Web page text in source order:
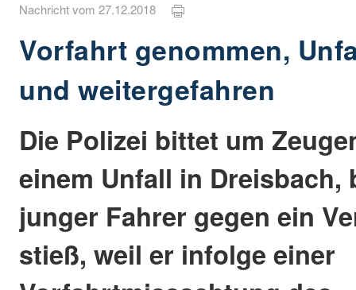
Nachricht vom 27.12.2018
Vorfahrt genommen,
und weitergefahren
Die Polizei bittet um
einem Unfall in Dreisbach,
junger Fahrer gegen ein
stieß, weil er infolge einer